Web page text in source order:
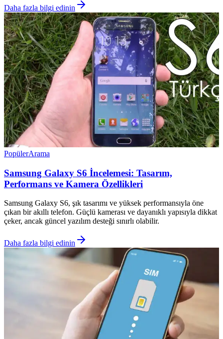
Daha fazla bilgi edinin
PopülerArama
Samsung Galaxy S6 İncelemesi: Tasarım,
Performans ve Kamera Özellikleri
Samsung Galaxy S6, şık tasarımı ve yüksek performansıyla öne
çıkan bir akıllı telefon. Güçlü kamerası ve dayanıklı yapısıyla dikkat
çeker, ancak güncel yazılım desteği sınırlı olabilir.
Daha fazla bilgi edinin